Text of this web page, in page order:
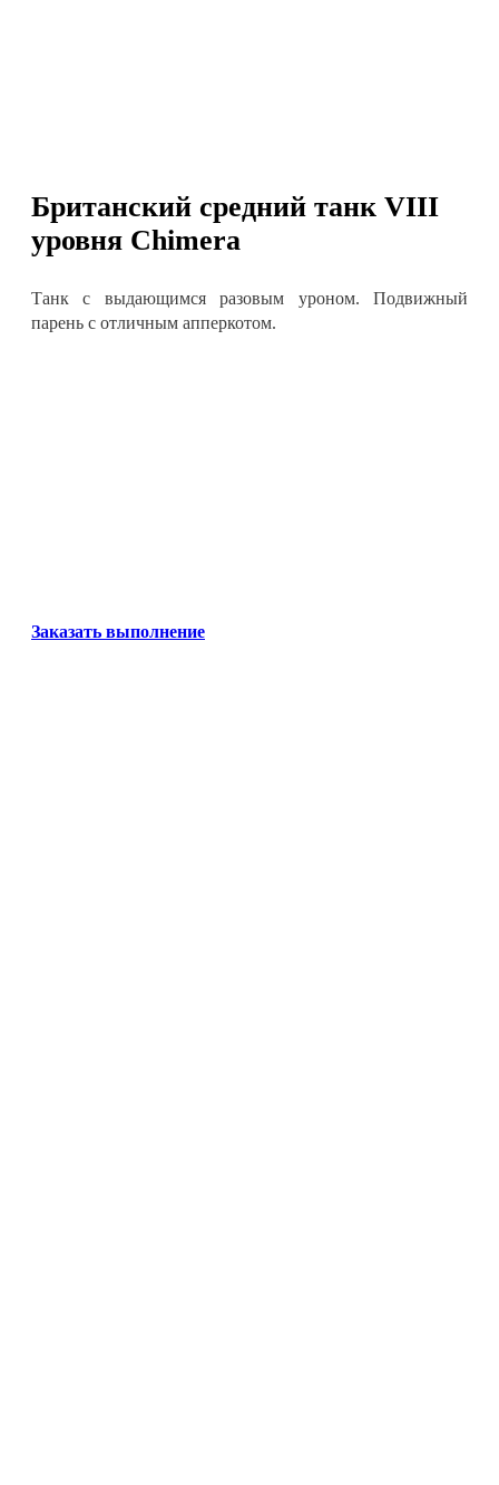
Британский средний танк VIII
уровня Chimera
Танк с выдающимся разовым уроном. Подвижный
парень с отличным апперкотом.
Заказать выполнение